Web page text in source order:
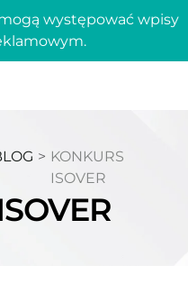
występować wpisy
> KONKURS
ISOVER